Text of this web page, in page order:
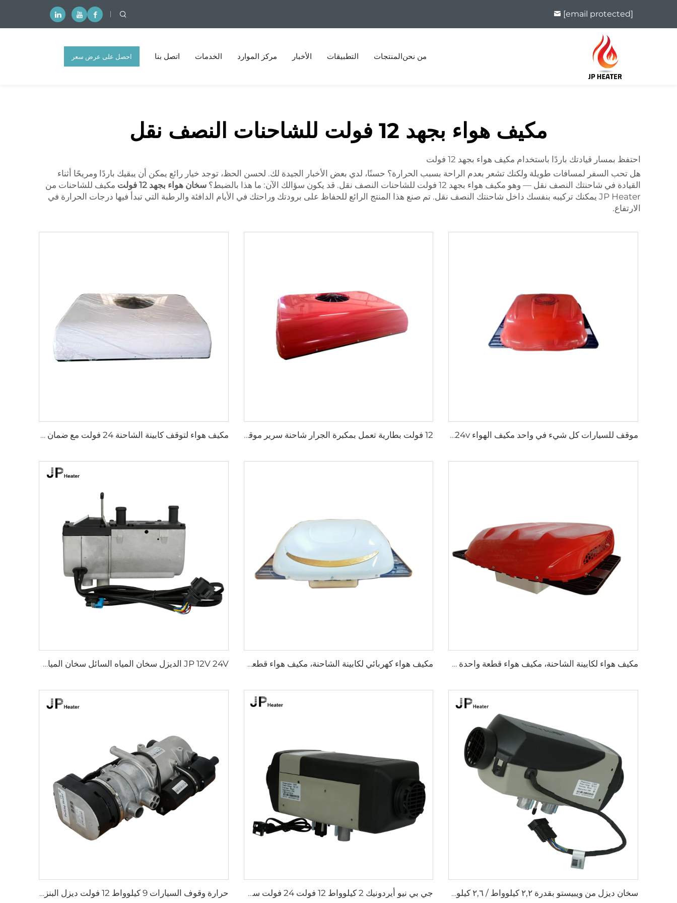
[email protected]
من نحنالمنتجات التطبيقات الأخبار مركز الموارد الخدمات اتصل بنا احصل على عرض سعر
مكيف هواء بجهد 12 فولت للشاحنات النصف نقل
احتفظ بمسار قيادتك باردًا باستخدام مكيف هواء بجهد 12 فولت
هل تحب السفر لمسافات طويلة ولكنك تشعر بعدم الراحة بسبب الحرارة؟ حسنًا، لدي بعض الأخبار الجيدة لك. لحسن الحظ، توجد خيار رائع يمكن أن يبقيك باردًا ومريحًا أثناء
القيادة في شاحنتك النصف نقل — وهو مكيف هواء بجهد 12 فولت للشاحنات النصف نقل. قد يكون سؤالك الآن: ما هذا بالضبط؟
سخان هواء بجهد 12 فولت
مكيف للشاحنات من
JP Heater يمكنك تركيبه بنفسك داخل شاحنتك النصف نقل. تم صنع هذا المنتج الرائع للحفاظ على برودتك وراحتك في الأيام الدافئة والرطبة التي تبدأ فيها درجات الحرارة في
الارتفاع.
موقف للسيارات كل شيء في واحد مكيف الهواء 24v للشاحنة RV قارب 12 فولت بطارية تعمل بمكبرة الجرار شاحنة سرير موقف للسيارات مكيف الهواء للشاحنة مكيف هواء لتوقف كابينة الشاحنة 24 فولت مع ضمان طويل الأمد لمكيف هواء الشاحنة النائمة
مكيف هواء لكابينة الشاحنة، مكيف هواء قطعة واحدة من النوع العلوي بجهد 24 فولت مكيف هواء كهربائي لكابينة الشاحنة، مكيف هواء قطعة واحدة/من النوع العلوي بجهد 24 فولت JP 12V 24V الديزل سخان المياه السائل سخان المياه للوقوف 5KW للشاحنة
سخان ديزل من ويبيستو بقدرة ٢,٢ كيلوواط / ٢,٦ كيلوواط، ١٢ فولت / ٢٤ فولت، لمقصورة الشاحنات ووقت الوقوف، سخان هواء من إبيرسباخر جي بي نيو أيردونيك 2 كيلوواط 12 فولت 24 فولت سخان وقوف للطائرات كامبير RV قوافل شاحنات شاحنات شاحنات مشابهة لويباستو حرارة وقوف السيارات 9 كيلوواط 12 فولت ديزل البنزين حرارة للشاحنات الحفارة الحافلة خارج الطريق